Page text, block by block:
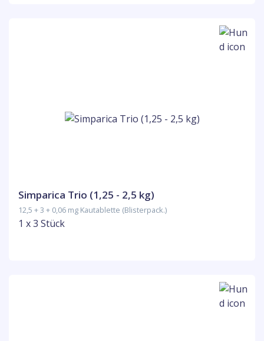
Simparica Trio (1,25 - 2,5 kg)
12,5 + 3 + 0,06 mg Kautablette (Blisterpack.)
1 x 3 Stück